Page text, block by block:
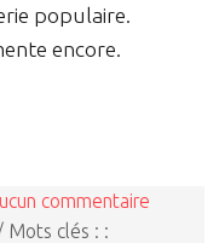
populaire.
encore.
commentaire
Mots clés : :